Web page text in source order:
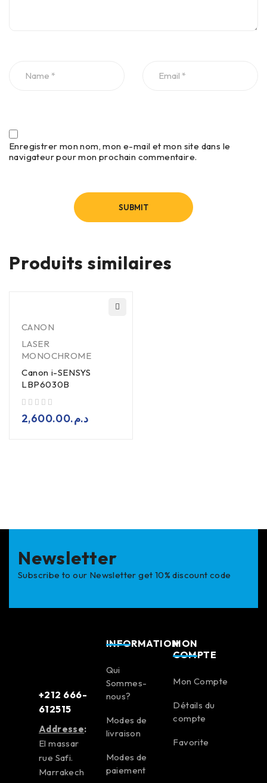
Enregistrer mon nom, mon e-mail et mon site dans le
navigateur pour mon prochain commentaire.
Produits similaires
CANON
LASER
MONOCHROME
Canon i-SENSYS
LBP6030B
د.م.2,600.00
Newsletter
Subscribe to our Newsletter get 10% discount code
+212 666-
612515
Addresse:
El massar
rue Safi.
Marrakech
INFORMATION
Qui
Sommes-
nous?
Modes de
livraison
Modes de
paiement
MON
COMPTE
Mon Compte
Détails du
compte
Favorite